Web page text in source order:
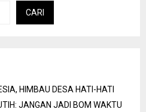
CARI
HIMBAU DESA HATI-HATI
JANGAN JADI BOM WAKTU